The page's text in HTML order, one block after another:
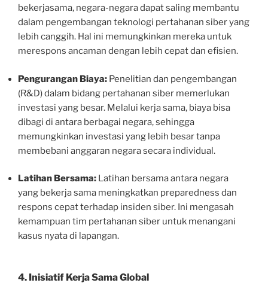
bekerjasama, negara-negara dapat saling membantu
dalam pengembangan teknologi pertahanan siber yang
lebih canggih. Hal ini memungkinkan mereka untuk
merespons ancaman dengan lebih cepat dan efisien.
Pengurangan Biaya: Penelitian dan pengembangan
(R&D) dalam bidang pertahanan siber memerlukan
investasi yang besar. Melalui kerja sama, biaya bisa
dibagi di antara berbagai negara, sehingga
memungkinkan investasi yang lebih besar tanpa
membebani anggaran negara secara individual.
Latihan Bersama: Latihan bersama antara negara
yang bekerja sama meningkatkan preparedness dan
respons cepat terhadap insiden siber. Ini mengasah
kemampuan tim pertahanan siber untuk menangani
kasus nyata di lapangan.
4. Inisiatif Kerja Sama Global